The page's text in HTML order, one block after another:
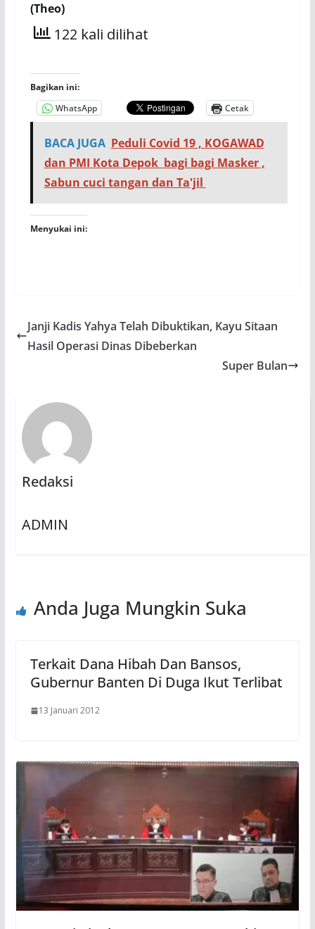
(Theo)
122 kali dilihat
Bagikan ini:
WhatsApp
Cetak
BACA JUGA Peduli Covid 19 , KOGAWAD
dan PMI Kota Depok bagi bagi Masker ,
Sabun cuci tangan dan Ta'jil
Menyukai ini:
Janji Kadis Yahya Telah Dibuktikan, Kayu Sitaan
Hasil Operasi Dinas Dibeberkan
Super Bulan
Redaksi
ADMIN
Anda Juga Mungkin Suka
Terkait Dana Hibah Dan Bansos,
Gubernur Banten Di Duga Ikut Terlibat
13 Januari 2012